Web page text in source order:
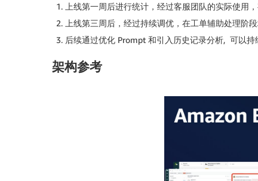
上线第一周后进行统计，经过客服团队的实际使用
上线第三周后，经过持续调优，在工单辅助处理阶
后续通过优化 Prompt 和引入历史记录分析, 可以持
架构参考